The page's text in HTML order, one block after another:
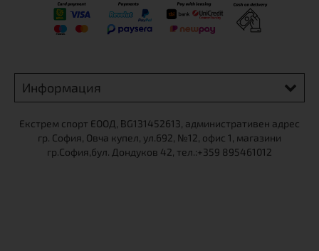
X
Информация
Екстрем спорт ЕООД, BG131452613, административен адрес
гр. София, Овча купел, ул.692, №12, офис 1, магазини
гр.София,бул. Дондуков 42, тел.:+359 895461012